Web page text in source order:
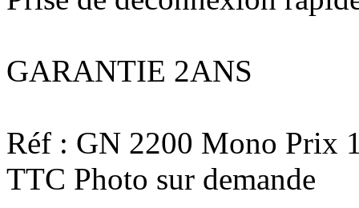
GARANTIE 2ANS
Réf : GN 2200 Mono Prix
TTC Photo sur demande